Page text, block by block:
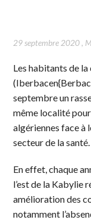
29 septembre 2020,
Les habitants de
septembre un
même localité
algériennes face à
secteur de la santé.
En effet, chaque
l’est de la Kabylie
amélioration des
notamment